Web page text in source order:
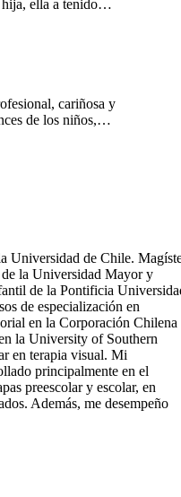
ella a tenido
cariñosa y
de los niños,
que ha
Universidad de Chile.
la Universidad Mayor y
de la Pontificia
de especialización en
en la Corporación Chilena
la University of Southern
en terapia visual. Mi
principalmente en el
preescolar y escolar, en
Además, me desempeño